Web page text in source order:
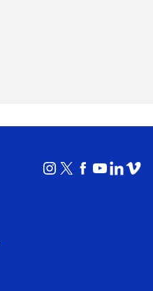
Instagram
X Facebook